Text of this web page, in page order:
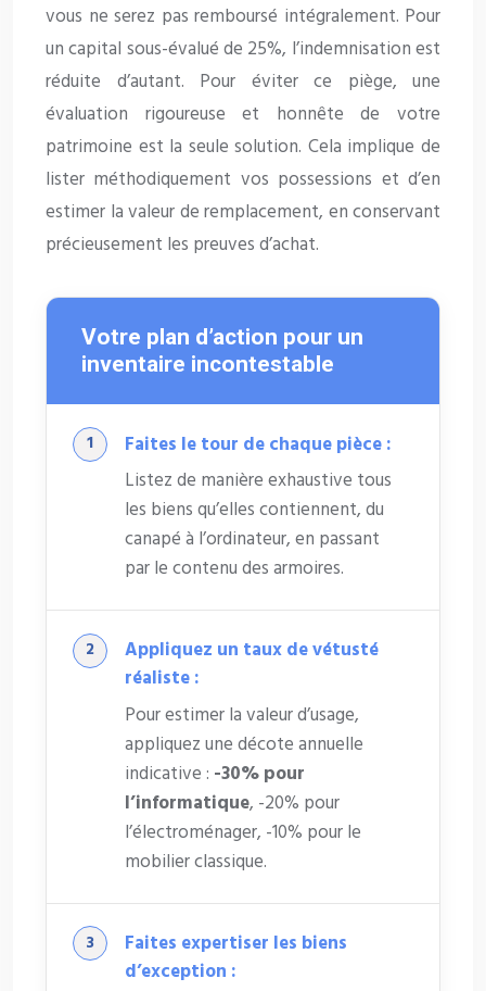
vous ne serez pas remboursé intégralement. Pour
un capital sous-évalué de 25%, l’indemnisation est
réduite d’autant. Pour éviter ce piège, une
évaluation rigoureuse et honnête de votre
patrimoine est la seule solution. Cela implique de
lister méthodiquement vos possessions et d’en
estimer la valeur de remplacement, en conservant
précieusement les preuves d’achat.
Votre plan d’action pour un
inventaire incontestable
Faites le tour de chaque pièce :
Listez de manière exhaustive tous
les biens qu’elles contiennent, du
canapé à l’ordinateur, en passant
par le contenu des armoires.
Appliquez un taux de vétusté
réaliste :
Pour estimer la valeur d’usage,
appliquez une décote annuelle
indicative : -30% pour
l’informatique, -20% pour
l’électroménager, -10% pour le
mobilier classique.
Faites expertiser les biens
d’exception :